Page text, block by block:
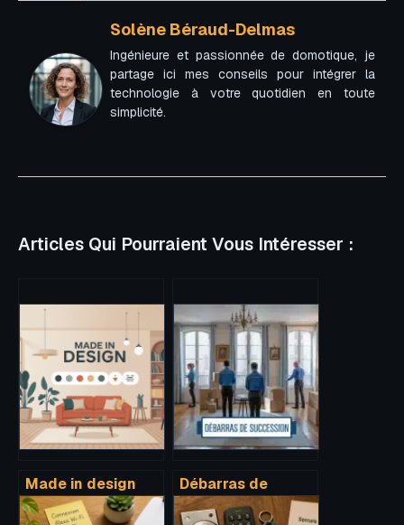
Solène Béraud-Delmas
Ingénieure et passionnée de domotique, je
partage ici mes conseils pour intégrer la
technologie à votre quotidien en toute
simplicité.
Articles Qui Pourraient Vous Intéresser :
Made in design
avis : fiabilité,
Débarras de
succession à Paris